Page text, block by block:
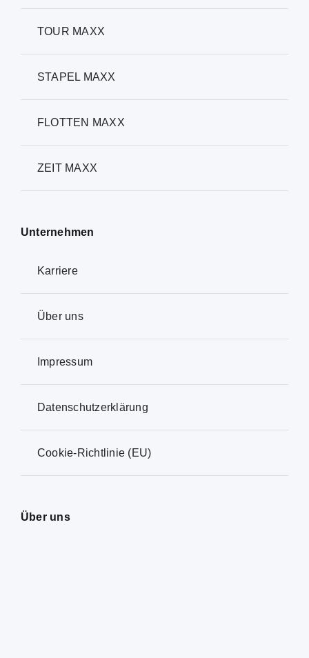
TOUR MAXX
STAPEL MAXX
FLOTTEN MAXX
ZEIT MAXX
Unternehmen
Karriere
Über uns
Impressum
Datenschutzerklärung
Cookie-Richtlinie (EU)
Über uns